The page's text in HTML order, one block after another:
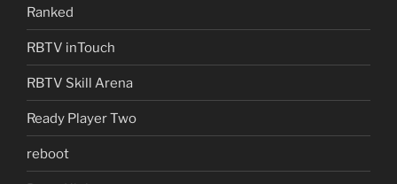
Ranked
RBTV inTouch
RBTV Skill Arena
Ready Player Two
reboot